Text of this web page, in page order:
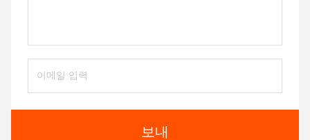
보내